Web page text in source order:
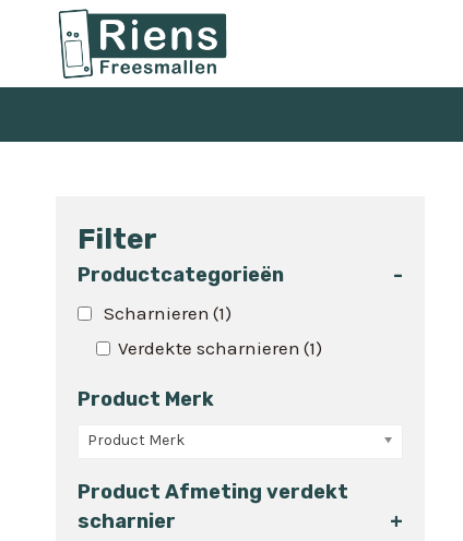
Doorgaan
Filter
Productcategorieën -
Scharnieren (1)
Verdekte scharnieren (1)
Product Merk
Product Merk
Product Afmeting verdekt
scharnier
+